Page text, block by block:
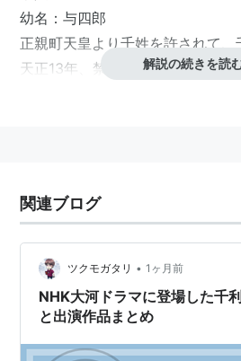
幼名：与四郎
正親町天皇より千姓を許されて、
天正13年、禁中小御所での茶会
辞世
「人世七十 力圍希咄 吾這宝
ぐる我が得具足の1つ太刀 今この
解説の続きを読
関連ブログ
ツクモガタリ • 1ヶ月前
NHK大河ドラマに登場した千
と出演作品まとめ